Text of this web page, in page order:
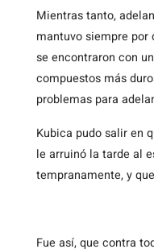
Mientras tanto,
mantuvo siempre por
se encontraron con un
compuestos más
problemas para
Kubica pudo salir en
le arruinó la tarde al
tempranamente, y
Fue así, que contra